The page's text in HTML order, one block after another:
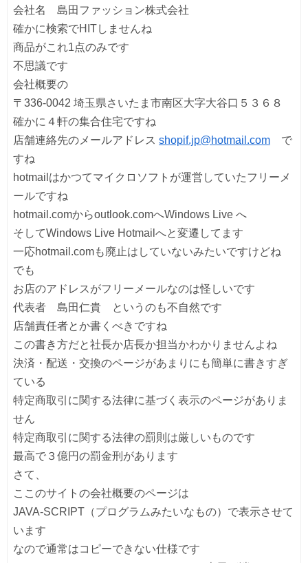
会社名 島田ファッション株式会社
確かに検索でHITしませんね
商品がこれ1点のみです
不思議です
会社概要の
〒336-0042 埼玉県さいたま市南区大字大谷口５３６８
確かに４軒の集合住宅ですね
店舗連絡先のメールアドレス shopif.jp@hotmail.com で
すね
hotmailはかつてマイクロソフトが運営していたフリーメ
ールですね
hotmail.comからoutlook.comへWindows Live へ
そしてWindows Live Hotmailへと変遷してます
一応hotmail.comも廃止はしていないみたいですけどね
でも
お店のアドレスがフリーメールなのは怪しいです
代表者 島田仁貴 というのも不自然です
店舗責任者とか書くべきですね
この書き方だと社長か店長か担当かわかりませんよね
決済・配送・交換のページがあまりにも簡単に書きすぎ
ている
特定商取引に関する法律に基づく表示のページがありま
せん
特定商取引に関する法律の罰則は厳しいものです
最高で３億円の罰金刑があります
さて、
ここのサイトの会社概要のページは
JAVA-SCRIPT（プログラムみたいなもの）で表示させて
います
なので通常はコピーできない仕様です